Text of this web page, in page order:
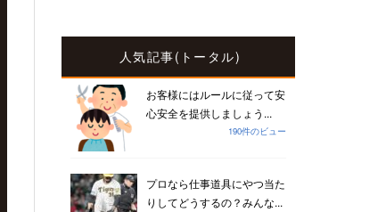
人気記事(トータル)
お客様にはルールに従って安
心安全を提供しましょう...
190件のビュー
プロなら仕事道具にやつ当た
りしてどうするの？みんな...